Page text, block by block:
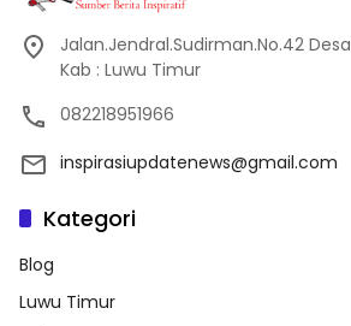
Jalan.Jendral.Sudirman.No.42
Kab : Luwu Timur
082218951966
inspirasiupdatenews@gmail.com
Kategori
Blog
Luwu Timur